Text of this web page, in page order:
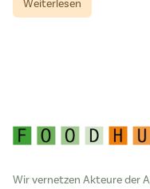
Weiterlesen
Wir vernetzen Akteure der